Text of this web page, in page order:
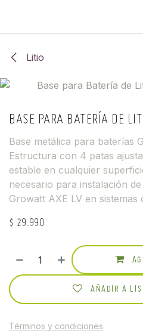
Litio
BASE PARA BATERÍA DE
Base metálica para baterías
Estructura con 4 patas
estable en cualquier
necesario para instalación
Growatt AXE LV en sistemas
$ 29.990
AÑADIR A
Términos y condiciones